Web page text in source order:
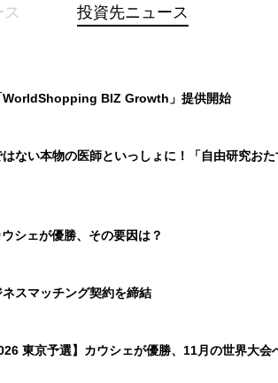
投資先ニュース
WorldShopping BIZ Growth」提供開始
ない本物の医師といっしょに！「自由研究おた
シェが優勝、その要因は？
スマッチング契約を締結
東京予選】カウシェが優勝、11月の世界大会